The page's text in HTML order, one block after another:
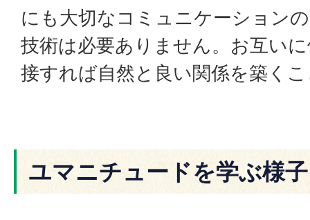
にも大切なコミュニケーション
技術は必要ありません。お互い
接すれば自然と良い関係を築く
ユマニチュードを学ぶ様